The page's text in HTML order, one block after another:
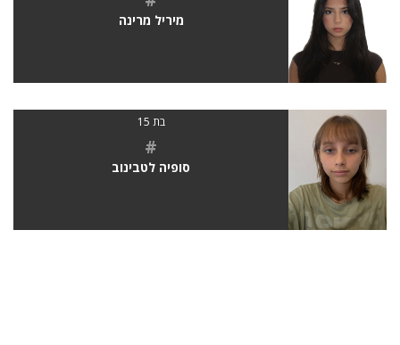
מיריל מרינה
בת 15
#
סופיה לטבינוב